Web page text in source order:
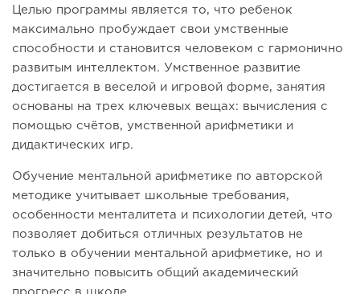
Целью программы является то, что ребенок
максимально пробуждает свои умственные
способности и становится человеком с гармонично
развитым интеллектом. Умственное развитие
достигается в веселой и игровой форме, занятия
основаны на трех ключевых вещах: вычисления с
помощью счётов, умственной арифметики и
дидактических игр.
Обучение ментальной арифметике по авторской
методике учитывает школьные требования,
особенности менталитета и психологии детей, что
позволяет добиться отличных результатов не
только в обучении ментальной арифметике, но и
значительно повысить общий академический